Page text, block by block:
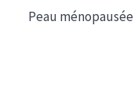
Peau ménopausée